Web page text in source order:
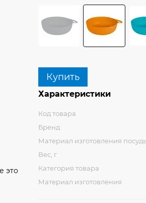
это
Купить
Характеристики
Код товара
Бренд
Материал изготовления
Вес, г
Категория товара
Материал изготовления